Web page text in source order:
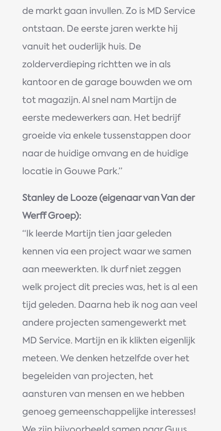
de markt gaan invullen. Zo is MD Service
ontstaan. De eerste jaren werkte hij
vanuit het ouderlijk huis. De
zolderverdieping richtten we in als
kantoor en de garage bouwden we om
tot magazijn. Al snel nam Martijn de
eerste medewerkers aan. Het bedrijf
groeide via enkele tussenstappen door
naar de huidige omvang en de huidige
locatie in Gouwe Park.’’
Stanley de Looze (eigenaar van Van der
Werff Groep):
‘‘Ik leerde Martijn tien jaar geleden
kennen via een project waar we samen
aan meewerkten. Ik durf niet zeggen
welk project dit precies was, het is al een
tijd geleden. Daarna heb ik nog aan veel
andere projecten samengewerkt met
MD Service. Martijn en ik klikten eigenlijk
meteen. We denken hetzelfde over het
begeleiden van projecten, het
aansturen van mensen en we hebben
genoeg gemeenschappelijke interesses!